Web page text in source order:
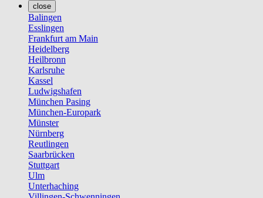
close
Balingen
Esslingen
Frankfurt am Main
Heidelberg
Heilbronn
Karlsruhe
Kassel
Ludwigshafen
München Pasing
München-Europark
Münster
Nürnberg
Reutlingen
Saarbrücken
Stuttgart
Ulm
Unterhaching